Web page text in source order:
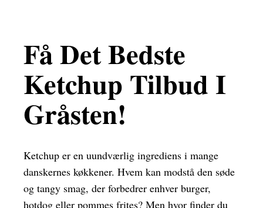
Få Det Bedste
Ketchup Tilbud I
Gråsten!
Ketchup er en uundværlig ingrediens i mange
danskernes køkkener. Hvem kan modstå den søde
og tangy smag, der forbedrer enhver burger,
hotdog eller pommes frites? Men hvor finder du